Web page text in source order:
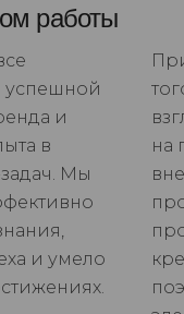
работы
успешной
и
в
Мы
и умело
на